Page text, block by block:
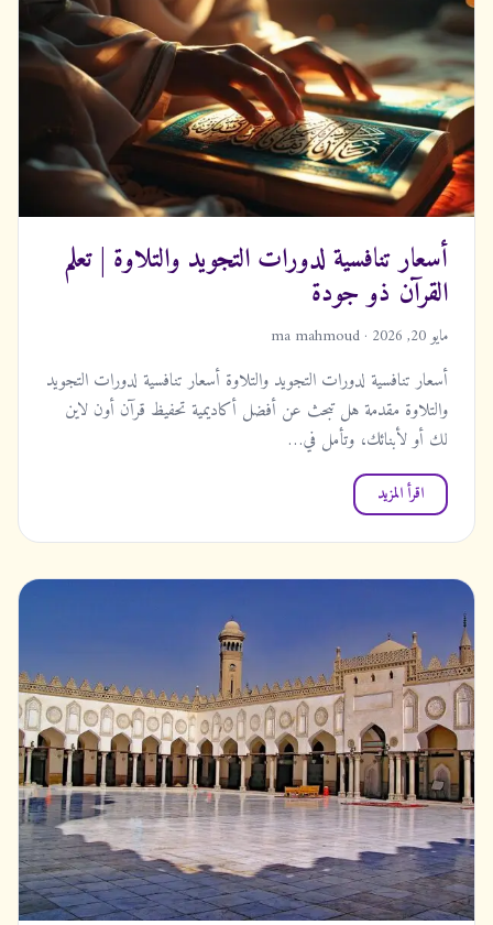
أسعار تنافسية لدورات التجويد والتلاوة | تعلم
القرآن ذو جودة
مايو 20, 2026 · ma mahmoud
أسعار تنافسية لدورات التجويد والتلاوة أسعار تنافسية لدورات التجويد
والتلاوة مقدمة هل تبحث عن أفضل أكاديمية تحفيظ قرآن أون لاين
لك أو لأبنائك، وتأمل في…
اقرأ المزيد